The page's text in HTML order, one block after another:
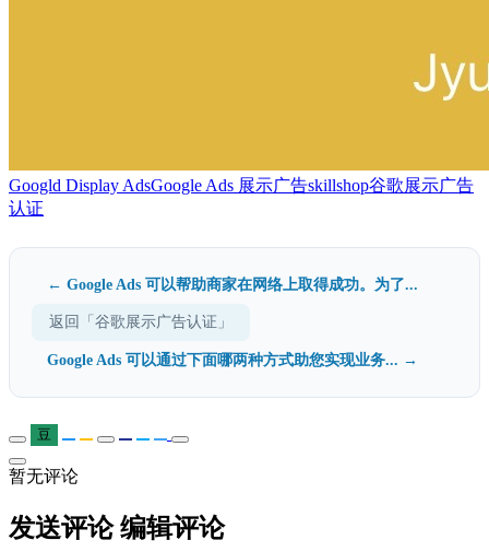
Googld Display AdsGoogle Ads 展示广告skillshop谷歌展示广告
认证
← Google Ads 可以帮助商家在网络上取得成功。为了...
返回「谷歌展示广告认证」
Google Ads 可以通过下面哪两种方式助您实现业务... →
豆
暂无评论
发送评论 编辑评论